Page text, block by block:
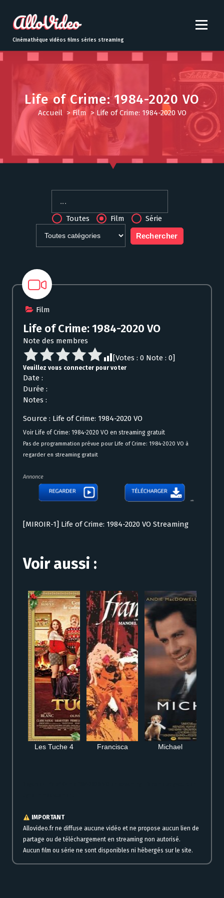
t
o
Cinémathèque vidéos films séries streaming
Life of Crime: 1984-2020 VO
Accueil> Film > Life of Crime: 1984-2020 VO
Toutes Film Série
Film
Life of Crime: 1984-2020 VO
Note des membres
[Votes : 0 Note : 0]
Veuillez vous connecter pour voter
Date :
Durée :
Notes :
Source : Life of Crime: 1984-2020 VO
Voir Life of Crime: 1984-2020 VO en streaming gratuit
Pas de programmation prévue pour Life of Crime: 1984-2020 VO à
regarder en streaming gratuit
Annonce
[MIROIR-1] Life of Crime: 1984-2020 VO Streaming
Voir aussi :
Les Tuche 4 Francisca Michael
IMPORTANT
Allovideo.fr ne diffuse aucune vidéo et ne propose aucun lien de
partage ou de téléchargement en streaming non autorisé.
Aucun film ou série ne sont disponibles ni hébergés sur le site.